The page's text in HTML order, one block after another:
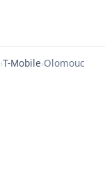
›T-Mobile›Olomouc